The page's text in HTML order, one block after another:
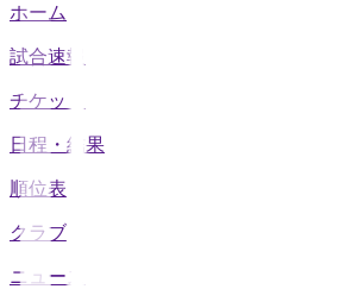
ホーム
試合速報
チケット
日程・結果
順位表
クラブ
ニュース